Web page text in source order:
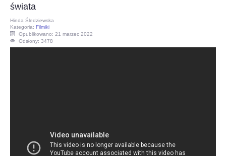
NAUKA GRY W SZACHY
TURNIEJE
Z ARCHIWUM
świata
Hinda Śledziewska
Kategoria: Filmiki
Opublikowano: 21 marzec 2022
Odsłony: 3478